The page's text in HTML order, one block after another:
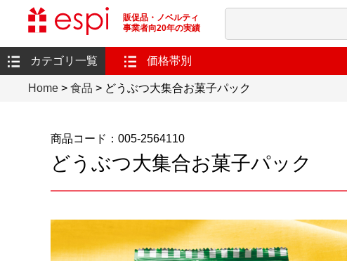
販促品・ノベルティ
事業者向20年の実績
カテゴリ一覧 価格帯別
Home >食品 > どうぶつ大集合お菓子パック
商品コード：005-2564110
どうぶつ大集合お菓子パック